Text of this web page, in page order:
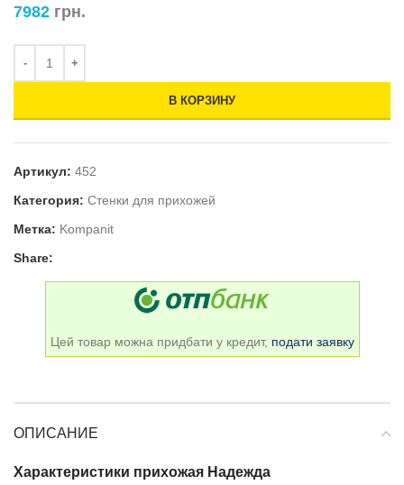
7982 грн.
В КОРЗИНУ
Артикул: 452
Категория: Стенки для прихожей
Метка: Kompanit
Share:
Цей товар можна придбати у кредит, подати заявку
ОПИСАНИЕ
Характеристики прихожая Надежда